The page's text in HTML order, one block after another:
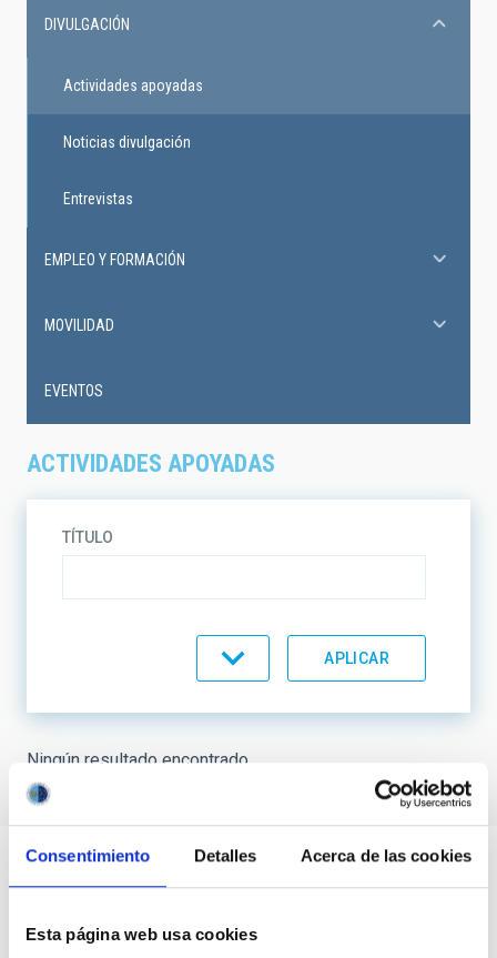
Consentimiento Detalles Acerca de las cookies
Esta página web usa cookies
ACTIVIDADES APOYADAS
TÍTULO
Ningún resultado encontrado.
DIVULGACIÓN
Actividades apoyadas
Noticias divulgación
Entrevistas
EMPLEO Y FORMACIÓN
MOVILIDAD
EVENTOS